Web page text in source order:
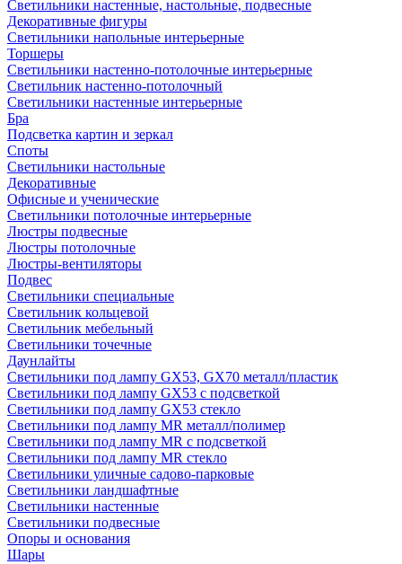
Светильники настенные, настольные, подвесные
Декоративные фигуры
Светильники напольные интерьерные
Торшеры
Светильники настенно-потолочные интерьерные
Светильник настенно-потолочный
Светильники настенные интерьерные
Бра
Подсветка картин и зеркал
Споты
Светильники настольные
Декоративные
Офисные и ученические
Светильники потолочные интерьерные
Люстры подвесные
Люстры потолочные
Люстры-вентиляторы
Подвес
Светильники специальные
Светильник кольцевой
Светильник мебельный
Светильники точечные
Даунлайты
Светильники под лампу GX53, GX70 металл/пластик
Светильники под лампу GX53 с подсветкой
Светильники под лампу GX53 стекло
Светильники под лампу MR металл/полимер
Светильники под лампу MR с подсветкой
Светильники под лампу MR стекло
Светильники уличные садово-парковые
Светильники ландшафтные
Светильники настенные
Светильники подвесные
Опоры и основания
Шары